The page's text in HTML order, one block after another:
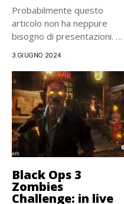
Probabilmente questo
articolo non ha neppure
bisogno di presentazioni. Se
3 GIUGNO 2024
Black Ops 3
Zombies
Challenge: in live